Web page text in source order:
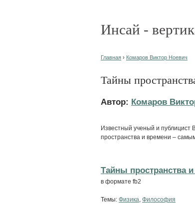
Инсай -
Главная › Комаров Виктор Ноевич
Тайны
Автор: Комаров
Известный ученый и публицист
пространства и времени –
Тайны пространства
в формате fb2
Темы: Физика Философия